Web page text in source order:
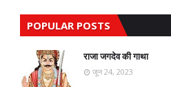
POPULAR POSTS
राजा जगदेव की गाथा
जून 24, 2023